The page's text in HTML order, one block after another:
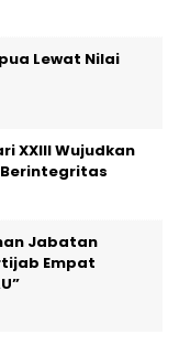
Lewat Nilai
XXIII Wujudkan
Jabatan
Empat